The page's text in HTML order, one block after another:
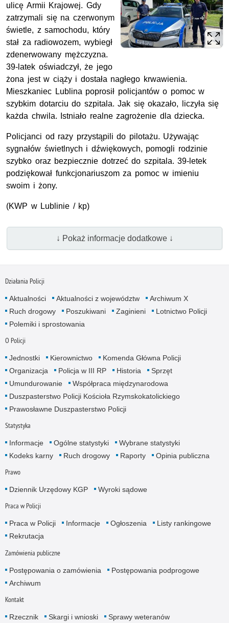
ulicę Armii Krajowej. Gdy
zatrzymali się na czerwonym
świetle, z samochodu, który
stał za radiowozem, wybiegł
zdenerwowany mężczyzna.
39-latek oświadczył, że jego
żona jest w ciąży i dostała nagłego krwawienia.
Mieszkaniec Lublina poprosił policjantów o pomoc w
szybkim dotarciu do szpitala. Jak się okazało, liczyła się
każda chwila. Istniało realne zagrożenie dla dziecka.
Policjanci od razy przystąpili do pilotażu. Używając
sygnałów świetlnych i dźwiękowych, pomogli rodzinie
szybko oraz bezpiecznie dotrzeć do szpitala. 39-letek
podziękował funkcjonariuszom za pomoc w imieniu
swoim i żony.
(KWP w Lublinie / kp)
↓ Pokaż informacje dodatkowe ↓
Działania Policji
Aktualności Aktualności z województw
Archiwum X
Ruch drogowy
Poszukiwani Zaginieni
Lotnictwo Policji
Polemiki i sprostowania
O Policji
Jednostki Kierownictwo
Komenda Główna Policji
Organizacja
Policja w III RP Historia
Sprzęt
Umundurowanie
Współpraca międzynarodowa
Duszpasterstwo Policji Kościoła Rzymskokatolickiego
Prawosławne Duszpasterstwo Policji
Statystyka
Informacje Ogólne statystyki
Wybrane statystyki
Kodeks karny
Ruch drogowy Raporty Opinia publiczna
Prawo
Dziennik Urzędowy KGP Wyroki sądowe
Praca w Policji
Praca w Policji Informacje Ogłoszenia
Listy rankingowe
Rekrutacja
Zamówienia publiczne
Postępowania o zamówienia
Postępowania podprogowe
Archiwum
Kontakt
Rzecznik Skargi i wnioski Sprawy weteranów